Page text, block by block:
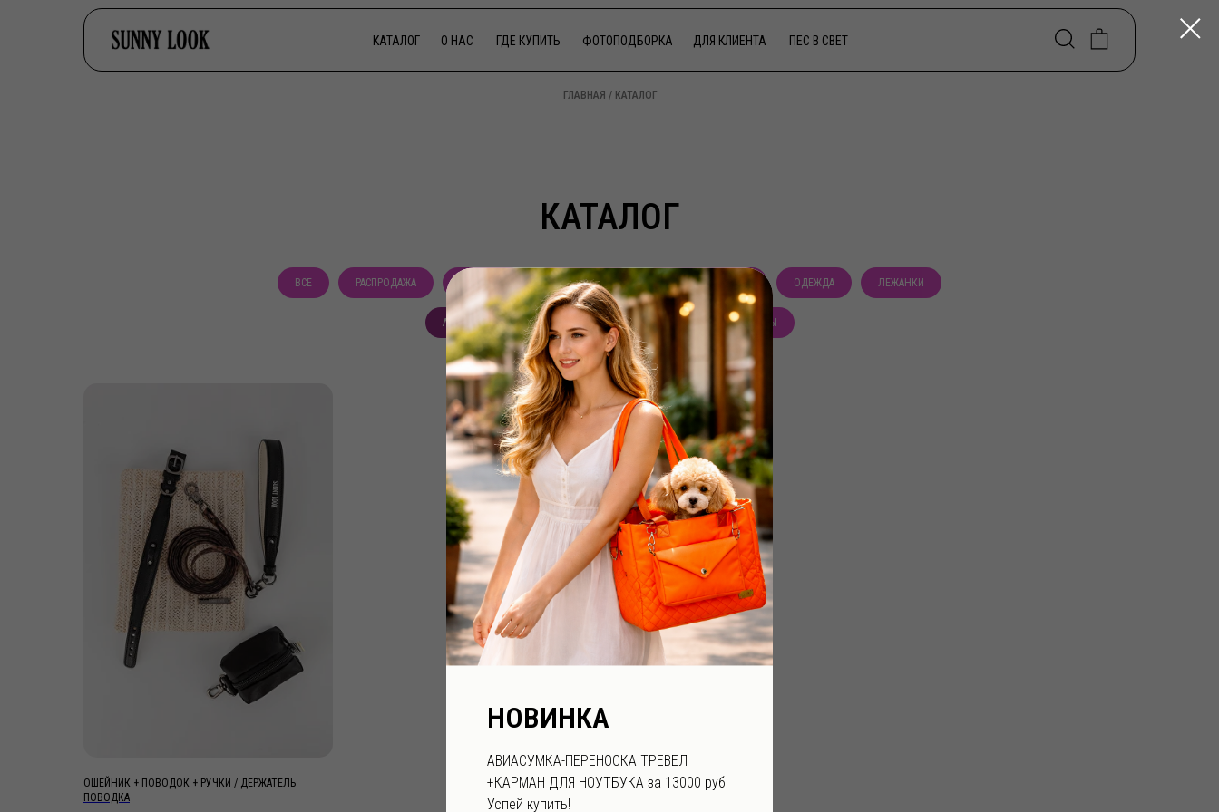
КАТАЛОГ О НАС ГДЕ КУПИТЬ ФОТОПОДБОРКА ДЛЯ КЛИЕНТА ПЕС В СВЕТ
НОВИНКА
АВИАСУМКА-ПЕРЕНОСКА ТРЕВЕЛ
+КАРМАН ДЛЯ НОУТБУКА за 13000 руб
Успей купить!
ГЛАВНАЯ / КАТАЛОГ
КАТАЛОГ
ВСЕ РАСПРОДАЖА ПОПУЛЯРНОЕ СУМКИ ПЕРЕНОСКИ ОДЕЖДА ЛЕЖАНКИ
АМУНИЦИЯ АКСЕССУАРЫ ПОДАРОЧНЫЕ СЕРТИФИКАТЫ
ОШЕЙНИК + ПОВОДОК + РУЧКИ / ДЕРЖАТЕЛЬ
ПОВОДКА